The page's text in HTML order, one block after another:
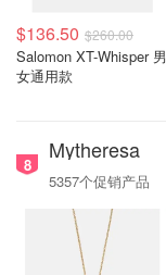
$136.50 $260.00
Salomon XT-Whisper 男
女通用款
8
Mytheresa
5357个促销产品